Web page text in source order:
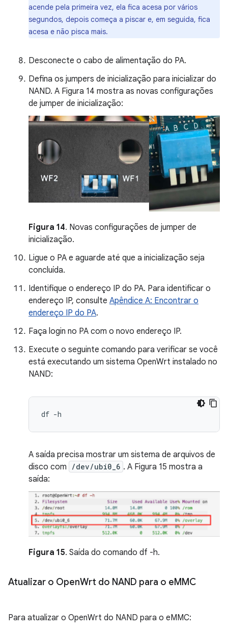
acende pela primeira vez, ela fica acesa por vários
segundos, depois começa a piscar e, em seguida, fica
acesa e não pisca mais.
Desconecte o cabo de alimentação do PA.
Defina os jumpers de inicialização para inicializar do
NAND. A Figura 14 mostra as novas configurações
de jumper de inicialização:
Figura 14. Novas configurações de jumper de
inicialização.
Ligue o PA e aguarde até que a inicialização seja
concluída.
Identifique o endereço IP do PA. Para identificar o
endereço IP, consulte Apêndice A: Encontrar o
endereço IP do PA.
Faça login no PA com o novo endereço IP.
Execute o seguinte comando para verificar se você
está executando um sistema OpenWrt instalado no
NAND:
df
A saída precisa mostrar um sistema de arquivos de
disco com
/dev/ubi0_6 . A Figura 15 mostra a
saída:
Figura 15. Saída do comando df -h.
Atualizar o OpenWrt do NAND para o eMMC
Para atualizar o OpenWrt do NAND para o eMMC: